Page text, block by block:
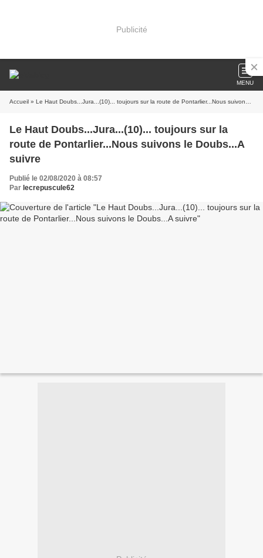
Publicité
MENU
Accueil » Le Haut Doubs...Jura...(10)... toujours sur la route de Pontarlier...Nous suivons le Doubs...A suivre
Le Haut Doubs...Jura...(10)... toujours sur la
route de Pontarlier...Nous suivons le Doubs...A
suivre
Publié le 02/08/2020 à 08:57
Par lecrepuscule62